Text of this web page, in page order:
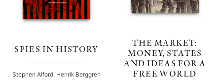
SPIES IN HISTORY
Stephen Alford, Henrik Berggren
THE MARKET:
MONEY, STATES
AND IDEAS FOR A
FREE WORLD